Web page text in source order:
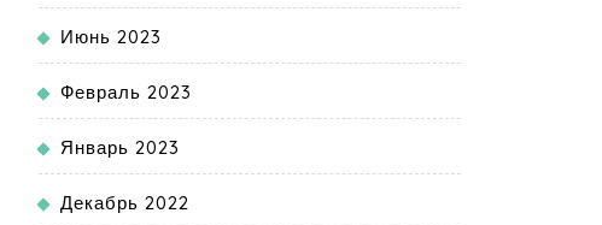
Июнь 2023
Февраль 2023
Январь 2023
Декабрь 2022